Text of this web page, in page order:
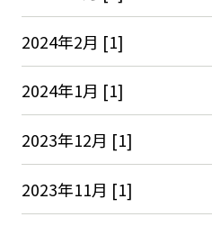
2024年2月 [1]
2024年1月 [1]
2023年12月 [1]
2023年11月 [1]